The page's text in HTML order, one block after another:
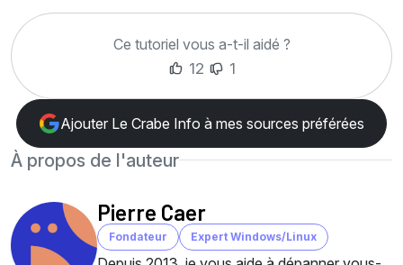
Ce tutoriel vous a-t-il aidé ?
12
1
Ajouter Le Crabe Info à mes sources préférées
À propos de l'auteur
Pierre Caer
Fondateur Expert Windows/Linux